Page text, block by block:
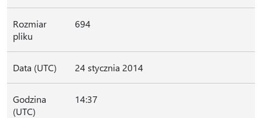
Rozmiar
pliku
694
Data (UTC) 24 stycznia 2014
Godzina
(UTC)
14:37